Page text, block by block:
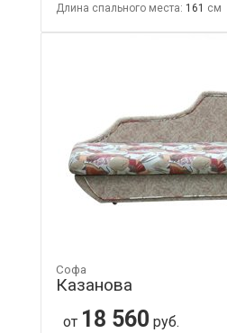
Длина спального места: 161
Софа
Казанова
от 18 560 руб.